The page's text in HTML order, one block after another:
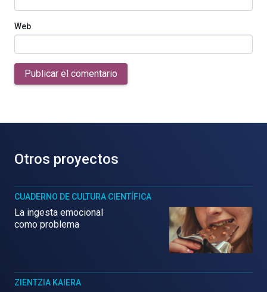
Web
Publicar el comentario
Otros proyectos
CUADERNO DE CULTURA CIENTÍFICA
La ingesta emocional
como problema
ZIENTZIA KAIERA